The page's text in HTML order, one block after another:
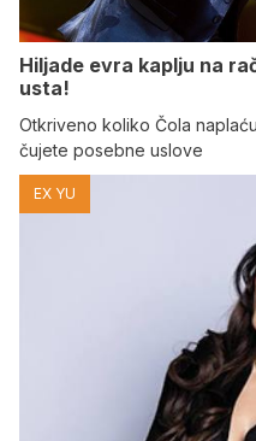
Hiljade evra kaplju na
usta!
Otkriveno koliko Čola
čujete posebne uslove
EX YU